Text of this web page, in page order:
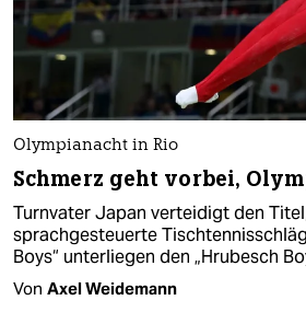
Olympianacht in Rio
Schmerz geht vorbei,
Turnvater Japan verteidigt den
sprachgesteuerte
Boys“ unterliegen den „Hrubesch
Von Axel Weidemann